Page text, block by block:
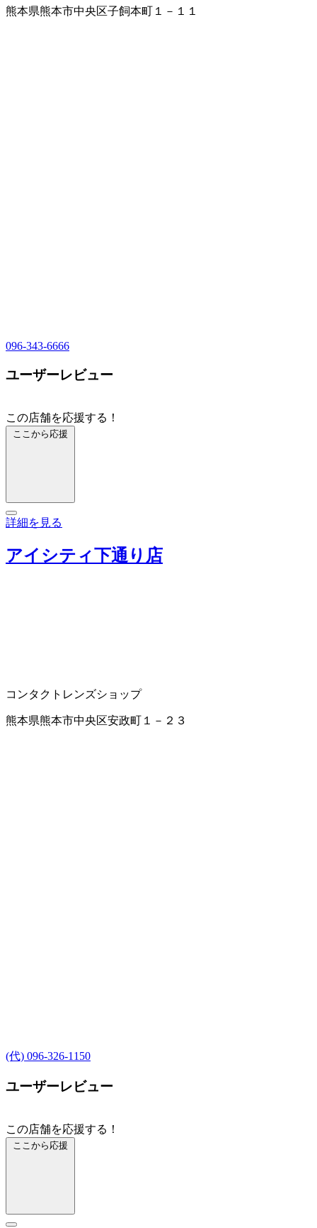
熊本県熊本市中央区子飼本町１－１１
096-343-6666
ユーザーレビュー
この店舗を応援する！
ここから応援
詳細を見る
アイシティ下通り店
コンタクトレンズショップ
熊本県熊本市中央区安政町１－２３
(代) 096-326-1150
ユーザーレビュー
この店舗を応援する！
ここから応援